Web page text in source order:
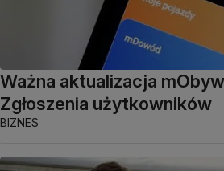
Ważna aktualizacja
Zgłoszenia użytkowników
BIZNES